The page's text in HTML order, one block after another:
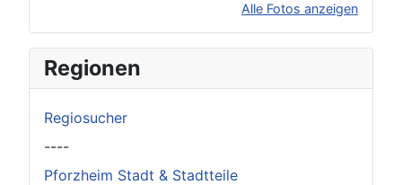
Alle Fotos anzeigen
Original herunterladen
Regionen
Regiosucher
----
Pforzheim Stadt & Stadtteile